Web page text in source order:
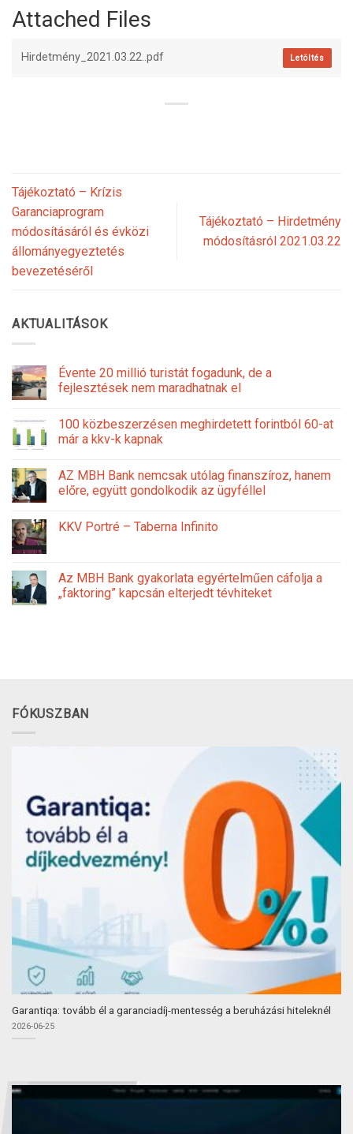
Attached Files
Hirdetmény_2021.03.22..pdf Letöltés
Tájékoztató – Krízis
Garanciaprogram
módosításáról és évközi
állományegyeztetés
bevezetéséről
Tájékoztató – Hirdetmény
módosításról 2021.03.22
AKTUALITÁSOK
Évente 20 millió turistát fogadunk, de a
fejlesztések nem maradhatnak el
100 közbeszerzésen meghirdetett forintból 60-at
már a kkv-k kapnak
AZ MBH Bank nemcsak utólag finanszíroz, hanem
előre, együtt gondolkodik az ügyféllel
KKV Portré – Taberna Infinito
Az MBH Bank gyakorlata egyértelműen cáfolja a
„faktoring” kapcsán elterjedt tévhiteket
FÓKUSZBAN
Garantiqa: tovább él a garanciadíj-mentesség a beruházási hiteleknél
2026-06-25